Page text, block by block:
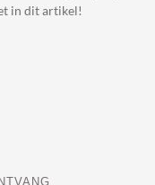
in dit artikel!